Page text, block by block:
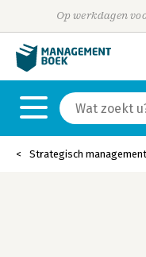
Op werkdagen
Strategisch management